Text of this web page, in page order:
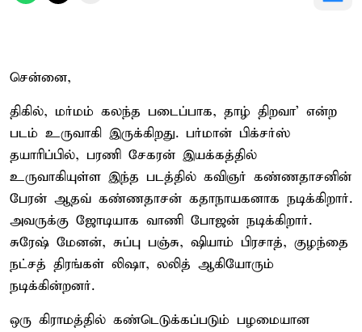
சென்னை,
திகில், மர்மம் கலந்த படைப்பாக, தாழ் திறவா' என்ற
படம் உருவாகி இருக்கிறது. பர்மான் பிக்சர்ஸ்
தயாரிப்பில், பரணி சேகரன் இயக்கத்தில்
உருவாகியுள்ள இந்த படத்தில் கவிஞர் கண்ணதாசனின்
பேரன் ஆதவ் கண்ணதாசன் கதாநாயகனாக நடிக்கிறார்.
அவருக்கு ஜோடியாக வாணி போஜன் நடிக்கிறார்.
சுரேஷ் மேனன், சுப்பு பஞ்சு, ஷியாம் பிரசாத், குழந்தை
நட்சத் திரங்கள் லிஷா, லலித் ஆகியோரும்
நடிக்கின்றனர்.
ஒரு கிராமத்தில் கண்டெடுக்கப்படும் பழமையான